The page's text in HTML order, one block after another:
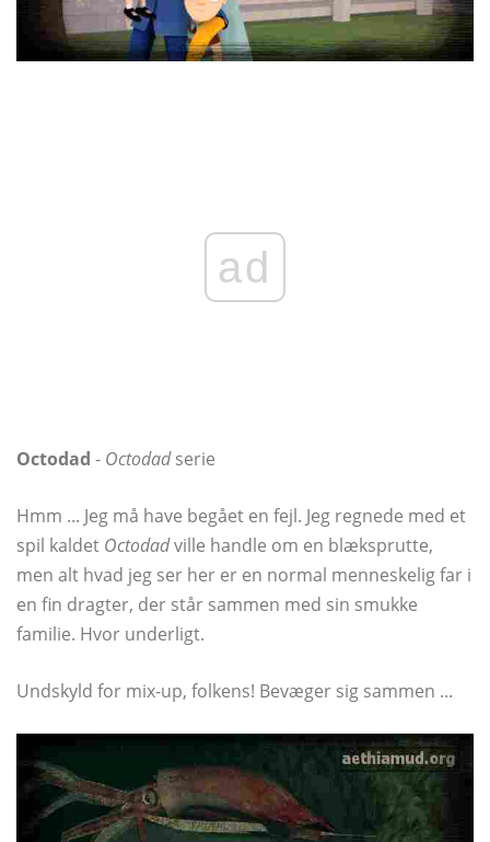
ad
Octodad - Octodadserie
Hmm ... Jeg må have begået en fejl. Jeg regnede med et
spil kaldet Octodadville handle om en blæksprutte,
men alt hvad jeg ser her er en normal menneskelig far i
en fin dragter, der står sammen med sin smukke
familie. Hvor underligt.
Undskyld for mix-up, folkens! Bevæger sig sammen ...